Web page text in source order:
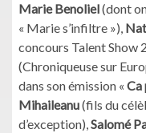
Marie Benoliel(dont
« Marie s’infiltre »),
concours Talent Show
(Chroniqueuse sur
dans son émission « Ca
Mihaileanu(fils du
d’exception),Salomé